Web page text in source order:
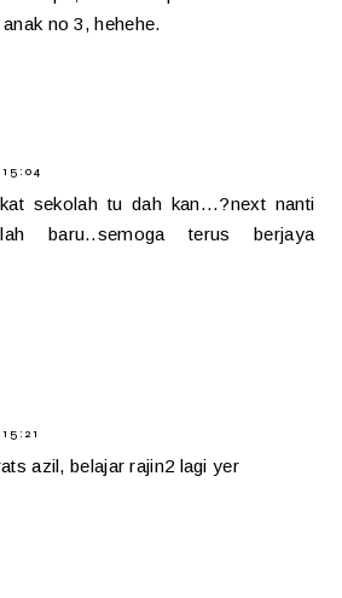
no 3, hehehe.
sekolah tu dah kan...?next nanti
baru..semoga terus berjaya
azil, belajar rajin2 lagi yer